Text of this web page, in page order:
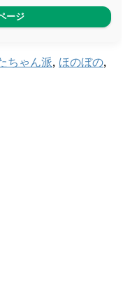
ージ
ちゃん派, ほのぼの,